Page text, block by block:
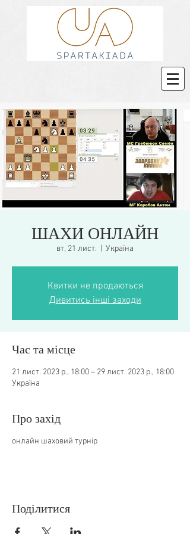
ШАХИ ОНЛАЙН
вт, 21 лист. Україна
Квитки не продаються
Дивитись інші заходи
Час та місце
21 лист. 2023 р., 18:00 – 29 лист. 2023 р., 18:00
Україна
Про захід
онлайн шаховий турнір
Поділитися